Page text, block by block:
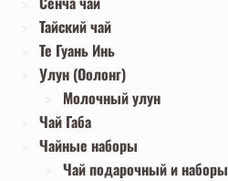
Тайский чай
Те Гуань Инь
Улун (Оолонг)
Молочный улун
Чай Габа
Чайные наборы
Чай подарочный и наборы